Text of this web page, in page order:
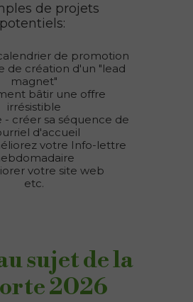
sujet de la
2026
de projets
potentiels:
de promotion
de création d'un "lead
magnet"
bâtir une offre
irrésistible
- créer sa séquence de
d'accueil
votre Info-lettre
votre site web
etc.